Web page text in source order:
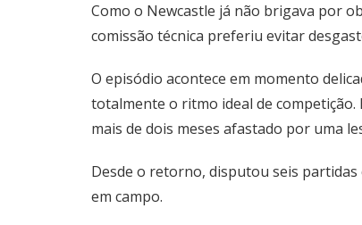
Como o Newcastle já não brigava por
comissão técnica preferiu evitar
O episódio acontece em momento
totalmente o ritmo ideal de
mais de dois meses afastado por uma
Desde o retorno, disputou seis
em campo.